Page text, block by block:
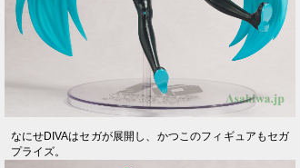
なにせDIVAはセガが展開し、かつこのフィギュアもセガ
プライズ。